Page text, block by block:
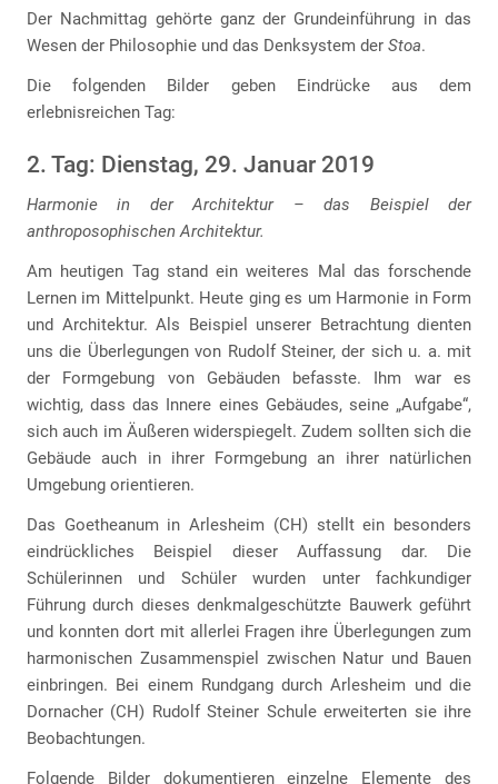
Der Nachmittag gehörte ganz der Grundeinführung in das
Wesen der Philosophie und das Denksystem der Stoa.
Die folgenden Bilder geben Eindrücke aus dem
erlebnisreichen Tag:
2. Tag: Dienstag, 29. Januar 2019
Harmonie in der Architektur – das Beispiel der
anthroposophischen Architektur.
Am heutigen Tag stand ein weiteres Mal das forschende
Lernen im Mittelpunkt. Heute ging es um Harmonie in Form
und Architektur. Als Beispiel unserer Betrachtung dienten
uns die Überlegungen von Rudolf Steiner, der sich u. a. mit
der Formgebung von Gebäuden befasste. Ihm war es
wichtig, dass das Innere eines Gebäudes, seine „Aufgabe“,
sich auch im Äußeren widerspiegelt. Zudem sollten sich die
Gebäude auch in ihrer Formgebung an ihrer natürlichen
Umgebung orientieren.
Das Goetheanum in Arlesheim (CH) stellt ein besonders
eindrückliches Beispiel dieser Auffassung dar. Die
Schülerinnen und Schüler wurden unter fachkundiger
Führung durch dieses denkmalgeschützte Bauwerk geführt
und konnten dort mit allerlei Fragen ihre Überlegungen zum
harmonischen Zusammenspiel zwischen Natur und Bauen
einbringen. Bei einem Rundgang durch Arlesheim und die
Dornacher (CH) Rudolf Steiner Schule erweiterten sie ihre
Beobachtungen.
Folgende Bilder dokumentieren einzelne Elemente des